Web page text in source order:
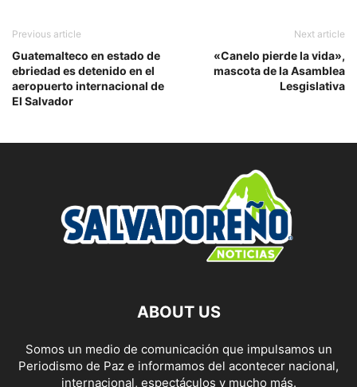
Previous article
Guatemalteco en estado de
ebriedad es detenido en el
aeropuerto internacional de
El Salvador
Next article
«Canelo pierde la vida»,
mascota de la Asamblea
Lesgislativa
ABOUT US
Somos un medio de comunicación que impulsamos un
Periodismo de Paz e informamos del acontecer nacional,
internacional, espectáculos y mucho más.